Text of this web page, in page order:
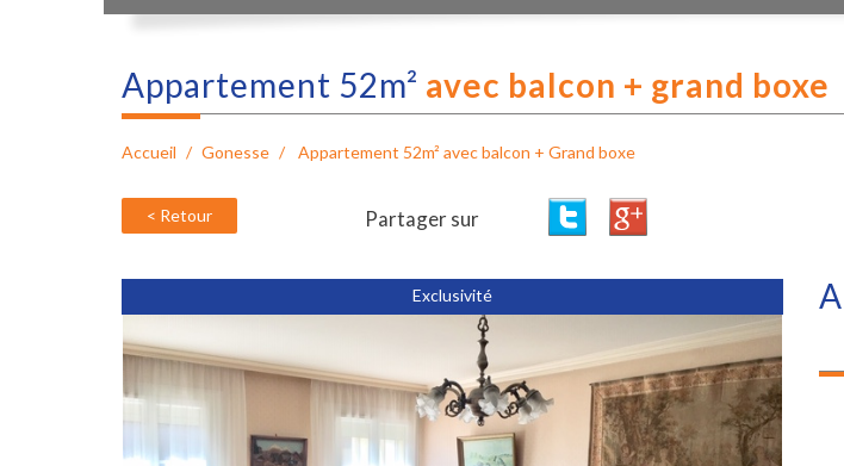
appartement 52m² avec balcon + grand boxe
Accueil Gonesse Appartement 52m² avec balcon + Grand boxe
< Retour Partager sur
Exclusivité